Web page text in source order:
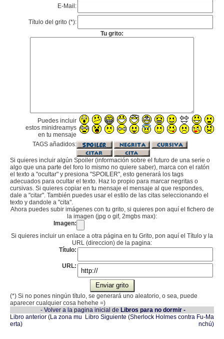
E-Mail:
Título del grito (*):
Tu grito:
Puedes incluir
estos minidreamys
en tu mensaje
TAGS añadidos:
Si quieres incluir algún Spoiler (información sobre el futuro de una serie o
algo que una parte del foro lo mismo no quiere saber), marca con el ratón
el texto a "ocultar" y presiona "SPOILER", esto generará los tags
adecuados para ocultar el texto. Haz lo propio para marcar negritas o
cursivas. Si quieres copiar en tu mensaje el mensaje al que respondes,
dale a "citar". También puedes usar el estilo de las citas seleccionando el
texto y dandole a "cita".
Ahora puedes subir imágenes con tu grito, si quieres pon aquí el fichero de
la imagen (jpg o gif, 2mgbs max):
Imagen:
Si quieres incluir un enlace a otra página en tu Grito, pon aquí el Título y la
URL (direccion) de la pagina:
Título:
URL:
(*) Si no pones ningún título, se generará uno aleatorio, o sea, puede
aparecer cualquier cosa hehehe =)
- Volver a la pagina inicial de Libros para no dormir -
Libro anterior (La zona mu
erta)
Libro Siguiente (Sherlock Holmes contra Fu-Ma
nchú)